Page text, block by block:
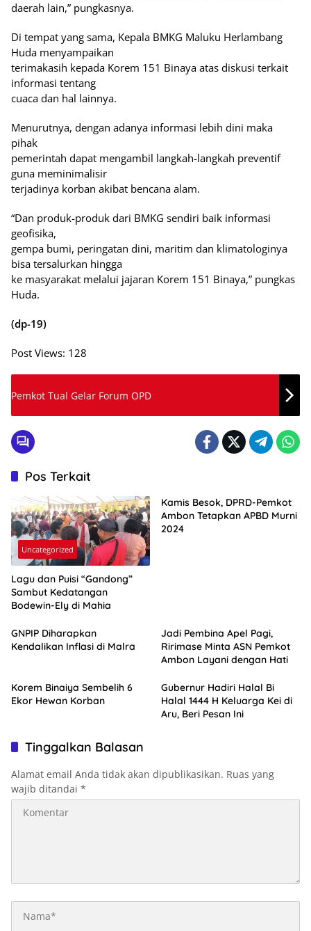
daerah lain,” pungkasnya.
Di tempat yang sama, Kepala BMKG Maluku Herlambang
Huda menyampaikan
terimakasih kepada Korem 151 Binaya atas diskusi terkait
informasi tentang
cuaca dan hal lainnya.
Menurutnya, dengan adanya informasi lebih dini maka
pihak
pemerintah dapat mengambil langkah-langkah preventif
guna meminimalisir
terjadinya korban akibat bencana alam.
“Dan produk-produk dari BMKG sendiri baik informasi
geofisika,
gempa bumi, peringatan dini, maritim dan klimatologinya
bisa tersalurkan hingga
ke masyarakat melalui jajaran Korem 151 Binaya,” pungkas
Huda.
(dp-19)
Post Views: 128
Pemkot Tual Gelar Forum OPD
Pos Terkait
Uncategorized
Lagu dan Puisi “Gandong”
Sambut Kedatangan
Bodewin-Ely di Mahia
Kamis Besok, DPRD-Pemkot
Ambon Tetapkan APBD Murni
2024
GNPIP Diharapkan
Kendalikan Inflasi di Malra
Jadi Pembina Apel Pagi,
Ririmase Minta ASN Pemkot
Ambon Layani dengan Hati
Korem Binaiya Sembelih 6
Ekor Hewan Korban
Gubernur Hadiri Halal Bi
Halal 1444 H Keluarga Kei di
Aru, Beri Pesan Ini
Tinggalkan Balasan
Alamat email Anda tidak akan dipublikasikan. Ruas yang
wajib ditandai *